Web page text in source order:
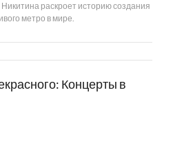
раскроет историю создания
метро в мире.
Концерты в